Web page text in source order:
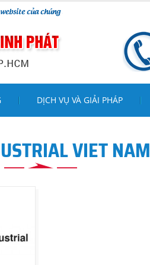
chúng tôi !
DỊCH VỤ VÀ GIẢI PHÁP
VIET NAM